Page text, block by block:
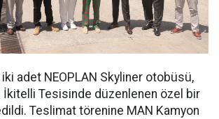
iki adet NEOPLAN Skyliner otobüsü,
İkitelli Tesisinde düzenlenen özel bir
Teslimat törenine MAN Kamyon